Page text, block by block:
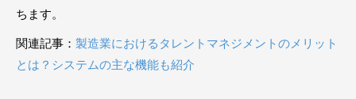
ちます。
関連記事： 製造業におけるタレントマネジメントのメリット
とは？システムの主な機能も紹介